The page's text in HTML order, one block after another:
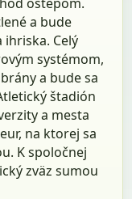
a bude
ihriska. Celý
systémom,
a bude sa
štadión
a mesta
na ktorej sa
K spoločnej
zväz sumou